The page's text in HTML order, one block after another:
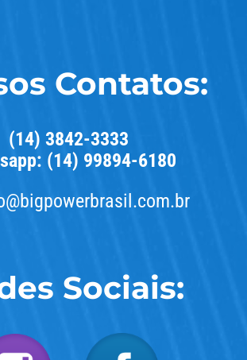
Contatos:
(14) 3842-3333
(14) 99894-6180
Sociais: